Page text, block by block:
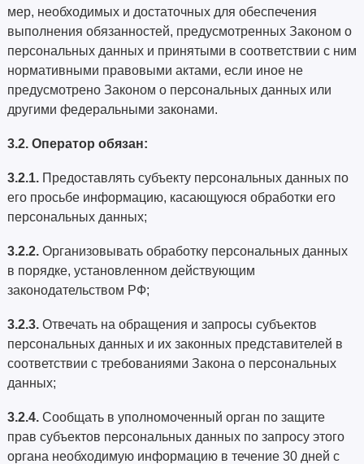
мер, необходимых и достаточных для обеспечения
выполнения обязанностей, предусмотренных Законом о
персональных данных и принятыми в соответствии с ним
нормативными правовыми актами, если иное не
предусмотрено Законом о персональных данных или
другими федеральными законами.
3.2. Оператор обязан:
3.2.1. Предоставлять субъекту персональных данных по
его просьбе информацию, касающуюся обработки его
персональных данных;
3.2.2. Организовывать обработку персональных данных
в порядке, установленном действующим
законодательством РФ;
3.2.3. Отвечать на обращения и запросы субъектов
персональных данных и их законных представителей в
соответствии с требованиями Закона о персональных
данных;
3.2.4. Сообщать в уполномоченный орган по защите
прав субъектов персональных данных по запросу этого
органа необходимую информацию в течение 30 дней с